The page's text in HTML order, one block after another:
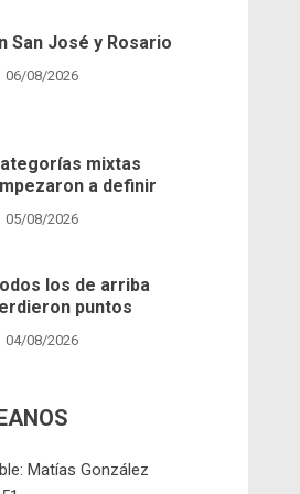
San José y Rosario
06/08/2026
mixtas
a definir
05/08/2026
los de arriba
puntos
04/08/2026
Matías González